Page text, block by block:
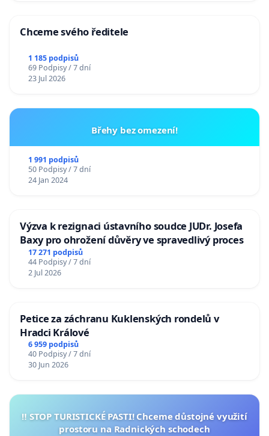
Chceme svého ředitele
1 185 podpisů
69 Podpisy / 7 dní
23 Jul 2026
Břehy bez omezení!
1 991 podpisů
50 Podpisy / 7 dní
24 Jan 2024
Výzva k rezignaci ústavního soudce JUDr. Josefa
Baxy pro ohrožení důvěry ve spravedlivý proces
17 271 podpisů
44 Podpisy / 7 dní
2 Jul 2026
Petice za záchranu Kuklenských rondelů v
Hradci Králové
6 959 podpisů
40 Podpisy / 7 dní
30 Jun 2026
‼️ STOP TURISTICKÉ PASTI! Chceme důstojné využití
prostoru na Radnických schodech